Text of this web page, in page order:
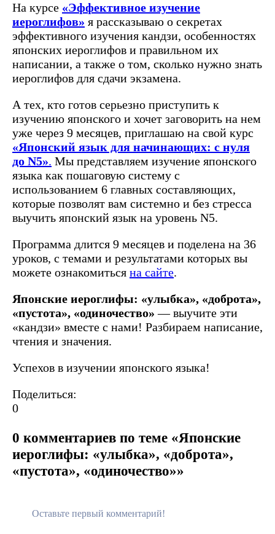
На курсе «Эффективное изучение
иероглифов» я рассказываю о секретах
эффективного изучения кандзи, особенностях
японских иероглифов и правильном их
написании, а также о том, сколько нужно знать
иероглифов для сдачи экзамена.
А тех, кто готов серьезно приступить к
изучению японского и хочет заговорить на нем
уже через 9 месяцев, приглашаю на свой курс
«Японский язык для начинающих: с нуля
до N5». Мы представляем изучение японского
языка как пошаговую систему с
использованием 6 главных составляющих,
которые позволят вам системно и без стресса
выучить японский язык на уровень N5.
Программа длится 9 месяцев и поделена на 36
уроков, с темами и результатами которых вы
можете ознакомиться на сайте.
Японские иероглифы: «улыбка», «доброта»,
«пустота», «одиночество» — выучите эти
«кандзи» вместе с нами! Разбираем написание,
чтения и значения.
Успехов в изучении японского языка!
Поделиться:
0
0 комментариев по теме «Японские
иероглифы: «улыбка», «доброта»,
«пустота», «одиночество»»